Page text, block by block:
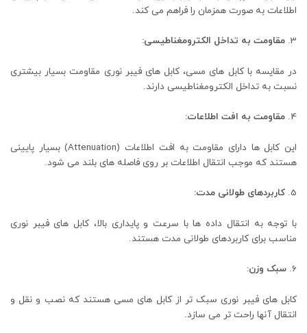
اطلاعات به صورت همزمان را فراهم می ‌کند.
مقاومت به تداخل الکترومغناطیسی:
در مقایسه با کابل ‌های مسی، کابل ‌های فیبر نوری مقاومت بسیار بیشتری
نسبت به تداخل الکترومغناطیسی دارند.
مقاومت به افت اطلاعات:
این کابل ‌ها دارای مقاومت به افت اطلاعات (Attenuation) بسیار پایینی
هستند که موجب انتقال اطلاعات بر روی فاصله‌ های بلند می ‌شود.
کاربردهای طولانی مدت:
با توجه به انتقال داده ‌ها با سرعت و پایداری بالا، کابل‌ های فیبر نوری
مناسب برای کاربردهای طولانی مدت هستند.
سبک وزن:
کابل ‌های فیبر نوری سبک‌ تر از کابل ‌های مسی هستند که نصب و نقل و
انتقال آنها راحت‌ تر می ‌سازد.